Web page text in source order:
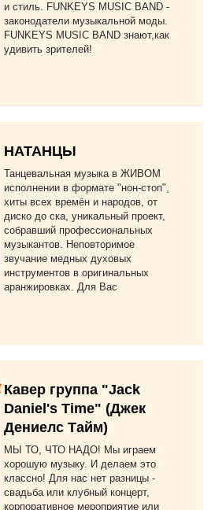
и стиль. FUNKEYS MUSIC BAND -
законодатели музыкальной моды.
FUNKEYS MUSIC BAND знают,как
удивить зрителей!
НАТАНЦЫ
Танцевальная музыка в ЖИВОМ
исполнении в формате "нон-стоп",
хиты всех времён и народов, от
диско до ска, уникальный проект,
собравший профессиональных
музыкантов. Неповторимое
звучание медных духовых
инструментов в оригинальных
аранжировках. Для Вас
Кавер группа "Jack
Daniel's Time" (Джек
Дениелс Тайм)
МЫ ТО, ЧТО НАДО! Мы играем
хорошую музыку. И делаем это
классно! Для нас нет разницы -
свадьба или клубный концерт,
корпоративное мероприятие или